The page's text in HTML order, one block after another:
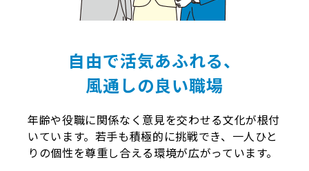
自由で活気あふれる、
風通しの良い職場
年齢や役職に関係なく意見を交わせる文化が根付
いています。若手も積極的に挑戦でき、一人ひと
りの個性を尊重し合える環境が広がっています。